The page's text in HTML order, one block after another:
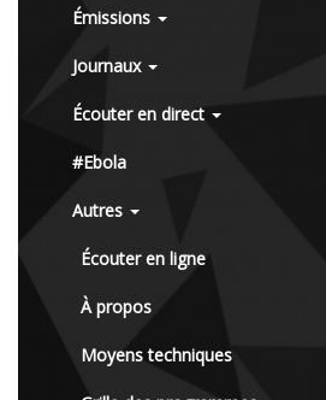
Émissions
Journaux
Écouter en direct
#Ebola
Autres
Écouter en ligne
À propos
Moyens techniques